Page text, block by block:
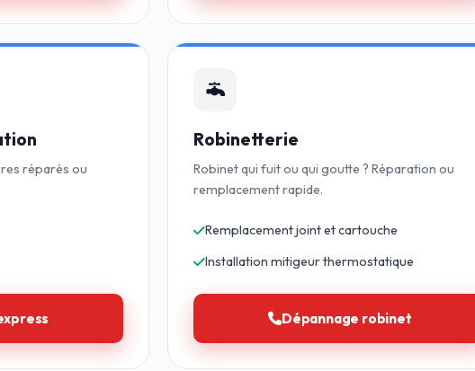
réparés ou
Robinetterie
Robinet qui fuit ou qui goutte ? Réparation ou
remplacement rapide.
Remplacement joint et cartouche
Installation mitigeur thermostatique
Dépannage robinet